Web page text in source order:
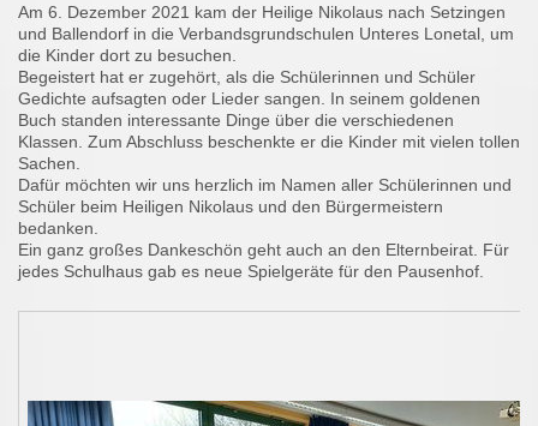
Am 6. Dezember 2021 kam der Heilige Nikolaus nach Setzingen
und Ballendorf in die Verbandsgrundschulen Unteres Lonetal, um
die Kinder dort zu besuchen.
Begeistert hat er zugehört, als die Schülerinnen und Schüler
Gedichte aufsagten oder Lieder sangen. In seinem goldenen
Buch standen interessante Dinge über die verschiedenen
Klassen. Zum Abschluss beschenkte er die Kinder mit vielen tollen
Sachen.
Dafür möchten wir uns herzlich im Namen aller Schülerinnen und
Schüler beim Heiligen Nikolaus und den Bürgermeistern
bedanken.
Ein ganz großes Dankeschön geht auch an den Elternbeirat. Für
jedes Schulhaus gab es neue Spielgeräte für den Pausenhof.